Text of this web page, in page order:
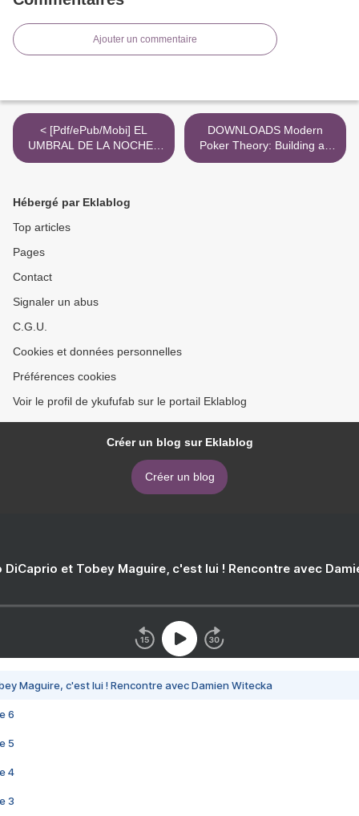
Ajouter un commentaire
< [Pdf/ePub/Mobi] EL
UMBRAL DE LA NOCHE -
STEPHEN KING descargar
DOWNLOADS Modern
Poker Theory: Building an
unbeatable strategy based
Hébergé par Eklablog
Top articles
Pages
Contact
Signaler un abus
C.G.U.
Cookies et données personnelles
Préférences cookies
Voir le profil de ykufufab sur le portail Eklablog
Créer un blog sur Eklablog
Créer un blog
DiCaprio et Tobey Maguire, c'est lui ! Rencontre avec
Maguire, c'est lui ! Rencontre avec Damien Witecka
6
5
4
3